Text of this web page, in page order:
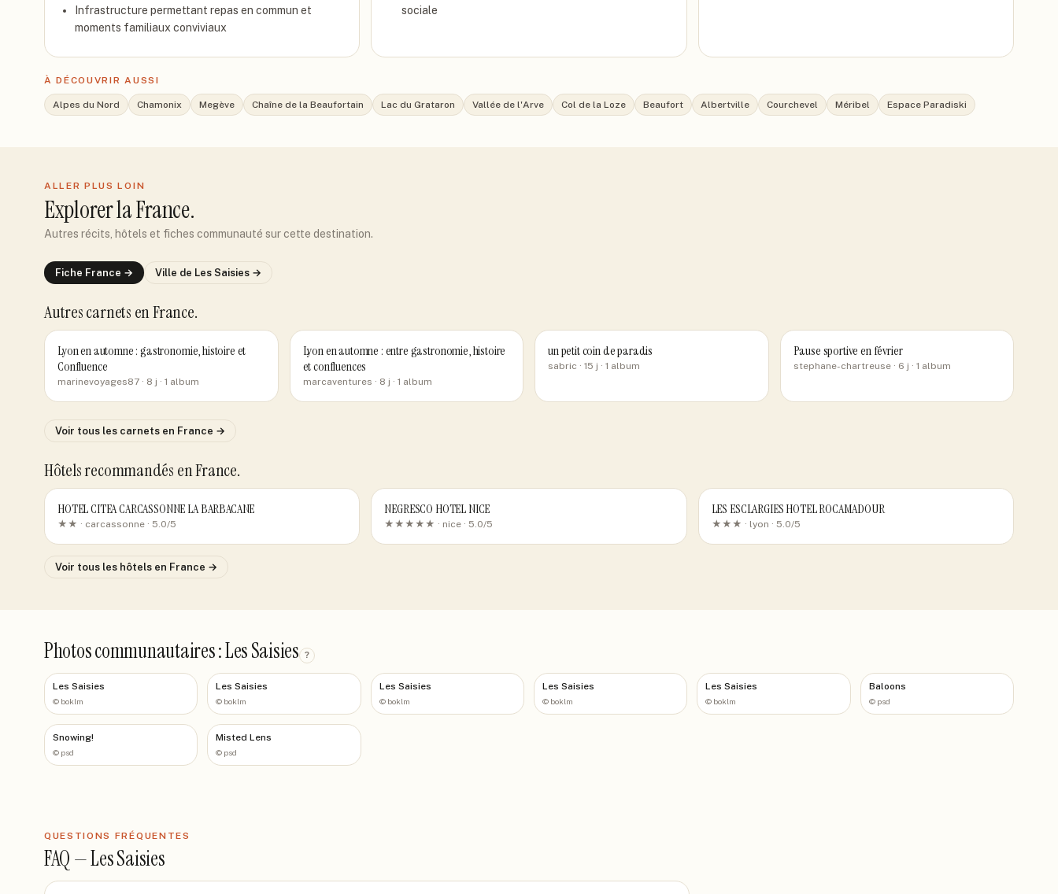
Infrastructure permettant repas en commun et
moments familiaux conviviaux
sociale
À DÉCOUVRIR AUSSI
Alpes du Nord Chamonix Megève Chaîne de la Beaufortain Lac du Grataron Vallée de l'Arve Col de la Loze Beaufort Albertville Courchevel Méribel Espace Paradiski
ALLER PLUS LOIN
Explorerla France.
Autres récits, hôtels et fiches communauté sur cette destination.
Fiche France → Ville de Les Saisies →
Autres carnets en France.
Lyon en automne : gastronomie, histoire et
Confluence
marinevoyages87 · 8 j · 1 album
Lyon en automne : entre gastronomie, histoire
et confluences
marcaventures · 8 j · 1 album
un petit coin de paradis
sabric · 15 j · 1 album
Pause sportive en février
stephane-chartreuse· 6 j · 1 album
Voir tous les carnets en France →
Hôtels recommandés en France.
HOTEL CITEA CARCASSONNE LA BARBACANE
★★ · carcassonne · 5.0/5
NEGRESCO HOTEL NICE
★★★★★ · nice · 5.0/5
LES ESCLARGIES HOTEL ROCAMADOUR
★★★ · lyon · 5.0/5
Voir tous les hôtels en France →
Photos communautaires : Les Saisies ?
Les Saisies
© boklm
Les Saisies
© boklm
Les Saisies
© boklm
Les Saisies
© boklm
Les Saisies
© boklm
Baloons
© psd
Snowing!
© psd
Misted Lens
© psd
QUESTIONS FRÉQUENTES
FAQ —Les Saisies